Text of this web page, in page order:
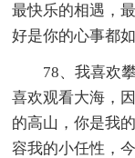
最快乐的相遇，
好是你的心事都
78、我喜欢
喜欢观看大海，
的高山，你是我
容我的小任性，